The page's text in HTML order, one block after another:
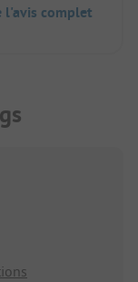
l'avis complet